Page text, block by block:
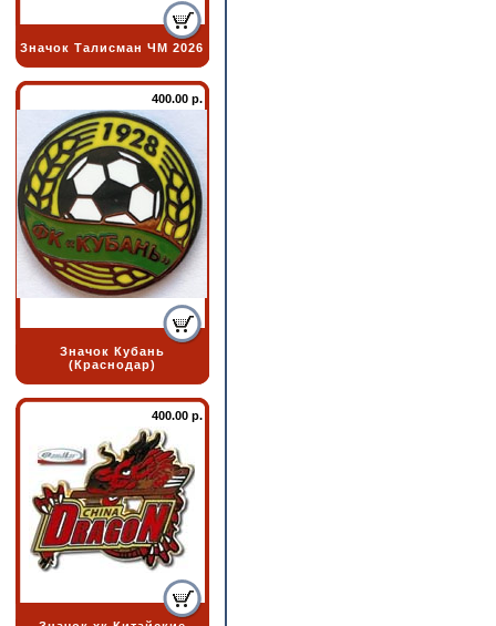
Значок Талисман ЧМ 2026
400.00 р.
Значок Кубань
(Краснодар)
400.00 р.